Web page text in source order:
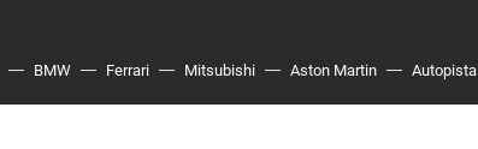
BMW Ferrari Mitsubishi Aston Martin Autopista